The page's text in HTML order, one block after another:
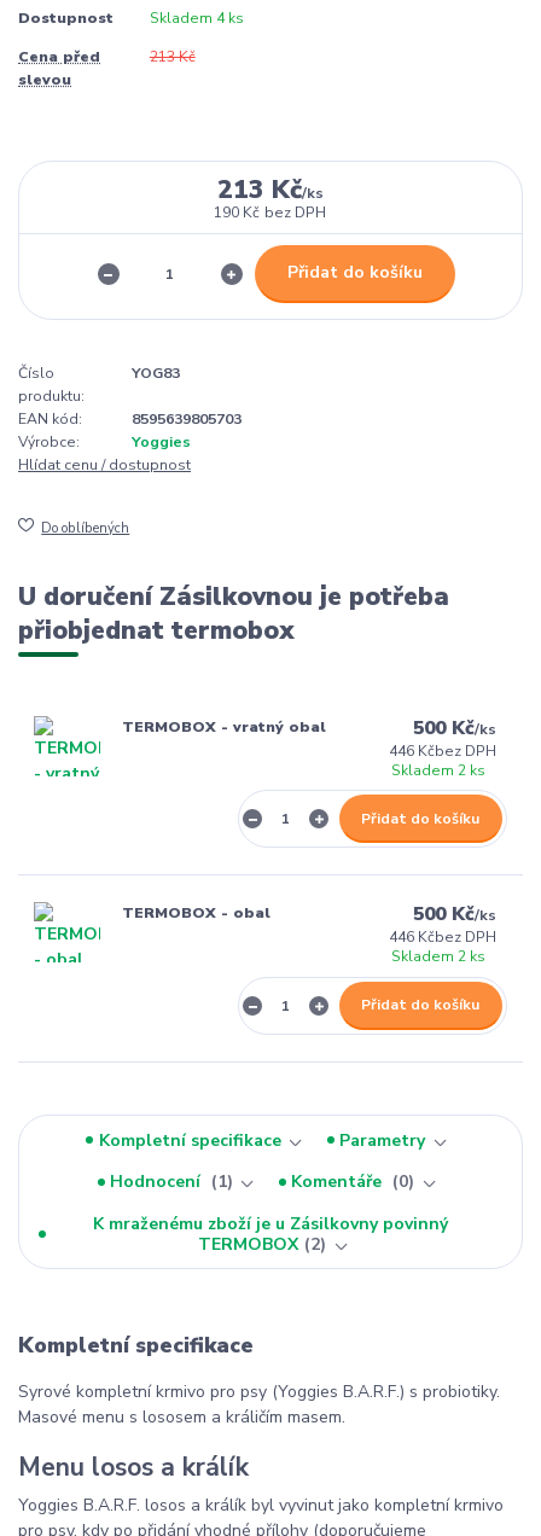
Dostupnost Skladem 4 ks
Cena před
slevou
213 Kč
213 Kč/ks
190 Kč bez DPH
Přidat do košíku
Číslo
produktu:
YOG83
EAN kód:
8595639805703
Výrobce:
Yoggies
Hlídat cenu / dostupnost
Do oblíbených
U doručení Zásilkovnou je potřeba
přiobjednat termobox
TERMOBOX - vratný obal 500 Kč/ks
446 Kčbez DPH
Skladem 2 ks
Přidat do košíku
TERMOBOX - obal 500 Kč/ks
446 Kčbez DPH
Skladem 2 ks
Přidat do košíku
Kompletní specifikace
Parametry
Hodnocení
1 Komentáře
0
K mraženému zboží je u Zásilkovny povinný
TERMOBOX 2
Kompletní specifikace
Syrové kompletní krmivo pro psy (Yoggies B.A.R.F.) s probiotiky.
Masové menu s lososem a králičím masem.
Menu losos a králík
Yoggies B.A.R.F. losos a králík byl vyvinut jako kompletní krmivo
pro psy, kdy po přidání vhodné přílohy (doporučujeme